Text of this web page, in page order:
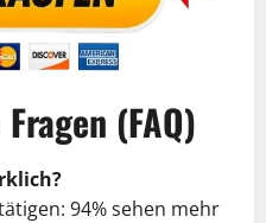
(FAQ)
94% sehen mehr